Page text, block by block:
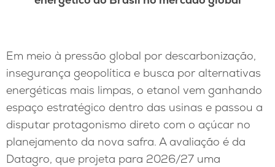
Em meio à pressão global por descarbonização,
insegurança geopolítica e busca por alternativas
energéticas mais limpas, o etanol vem ganhando
espaço estratégico dentro das usinas e passou a
disputar protagonismo direto com o açúcar no
planejamento da nova safra. A avaliação é da
Datagro, que projeta para 2026/27 uma